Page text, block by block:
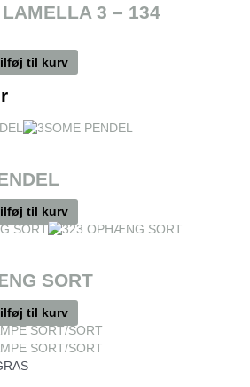
3 – 134
til kurv
til kurv
SORT
til kurv